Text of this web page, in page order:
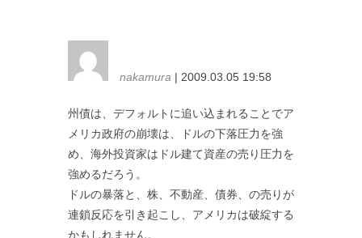
nakamura | 2009.03.05 19:58
州債は、デフォルトに追い込まれることでア
メリカ政府の崩壊は、ドルの下落圧力を強
め、海外投資家はドル建て資産の売り圧力を
強めるだろう。
ドルの暴落と、株、不動産、債券、の売りが
連鎖反応を引き起こし、アメリカは破綻する
かもしれません。